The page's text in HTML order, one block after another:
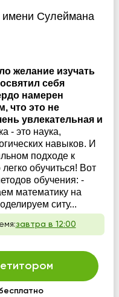
имени Сулеймана
желание изучать
себя
намерен
что это не
увлекательная и
- это наука,
навыков. И
подходе к
обучиться! Вот
обучения: -
математику на
ситу...
завтра в 12:00